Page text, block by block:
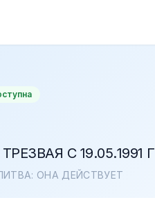
С 19.05.1991 Г
ОНА ДЕЙСТВУЕТ